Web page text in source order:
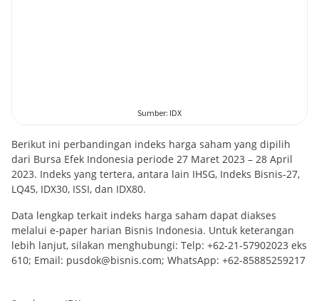
Berikut ini perbandingan indeks harga saham yang dipilih
dari Bursa Efek Indonesia periode 27 Maret 2023 – 28 April
2023. Indeks yang tertera, antara lain IHSG, Indeks Bisnis-27,
LQ45, IDX30, ISSI, dan IDX80.
Data lengkap terkait indeks harga saham dapat diakses
melalui e-paper harian Bisnis Indonesia. Untuk keterangan
lebih lanjut, silakan menghubungi: Telp: +62-21-57902023 eks
610; Email: pusdok@bisnis.com; WhatsApp: +62-85885259217